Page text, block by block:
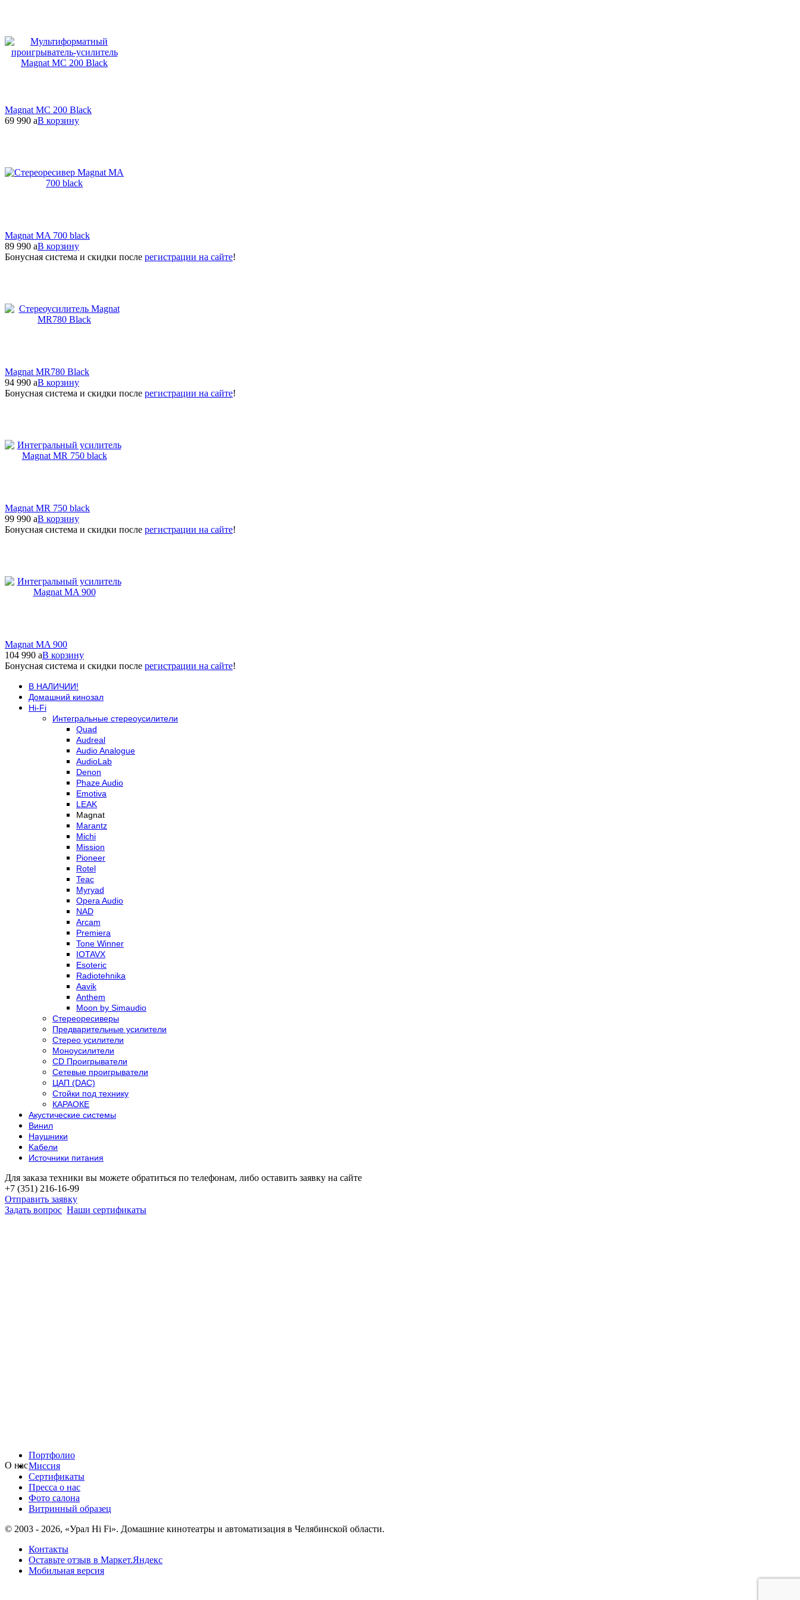
Magnat MC 200 Black
69 990 aВ корзину
Magnat MA 700 black
89 990 aВ корзину
Бонусная система и скидки после регистрации на сайте!
Magnat MR780 Black
94 990 aВ корзину
Бонусная система и скидки после регистрации на сайте!
Magnat MR 750 black
99 990 aВ корзину
Бонусная система и скидки после регистрации на сайте!
Magnat MA 900
104 990 aВ корзину
Бонусная система и скидки после регистрации на сайте!
В НАЛИЧИИ!
Домашний кинозал
Hi-Fi
Интегральные стереоусилители
Quad
Audreal
Audio Analogue
AudioLab
Denon
Phaze Audio
Emotiva
LEAK
Magnat
Marantz
Michi
Mission
Pioneer
Rotel
Teac
Myryad
Opera Audio
NAD
Arcam
Premiera
Tone Winner
IOTAVX
Esoteric
Radiotehnika
Aavik
Anthem
Moon by Simaudio
Стереоресиверы
Предварительные усилители
Стерео усилители
Моноусилители
CD Проигрыватели
Сетевые проигрыватели
ЦАП (DAC)
Стойки под технику
КАРАОКЕ
Акустические системы
Винил
Наушники
Kабели
Источники питания
Для заказа техники вы можете обратиться по телефонам, либо оставить заявку на сайте
+7 (351) 216-16-99
Отправить заявку
Задать вопрос Наши сертификаты
О нас
Портфолио
Миссия
Сертификаты
Пресса о нас
Фото салона
Витринный образец
© 2003 - 2026, «Урал Hi Fi». Домашние кинотеатры и автоматизация в Челябинской области.
Контакты
Оставьте отзыв в Маркет.Яндекс
Мобильная версия